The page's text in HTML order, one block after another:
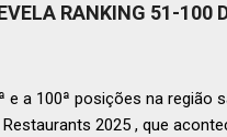
RANKING 51-100
e a 100ª posições na região
2025 , que